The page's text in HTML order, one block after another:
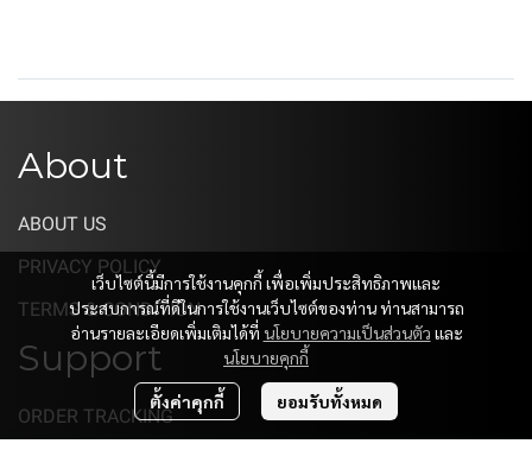
เว็บไซต์นี้มีการใช้งานคุกกี้ เพื่อเพิ่มประสิทธิภาพและ
ประสบการณ์ที่ดีในการใช้งานเว็บไซต์ของท่าน ท่านสามารถ
อ่านรายละเอียดเพิ่มเติมได้ที่ นโยบายความเป็นส่วนตัว และ
นโยบายคุกกี้
ตั้งค่าคุกกี้ ยอมรับทั้งหมด
About
ABOUT US
PRIVACY POLICY
TERMS & CONDITION
Support
ORDER TRACKING